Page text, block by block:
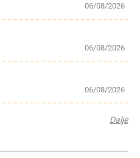
06/08/2026
06/08/2026
06/08/2026
Dalje